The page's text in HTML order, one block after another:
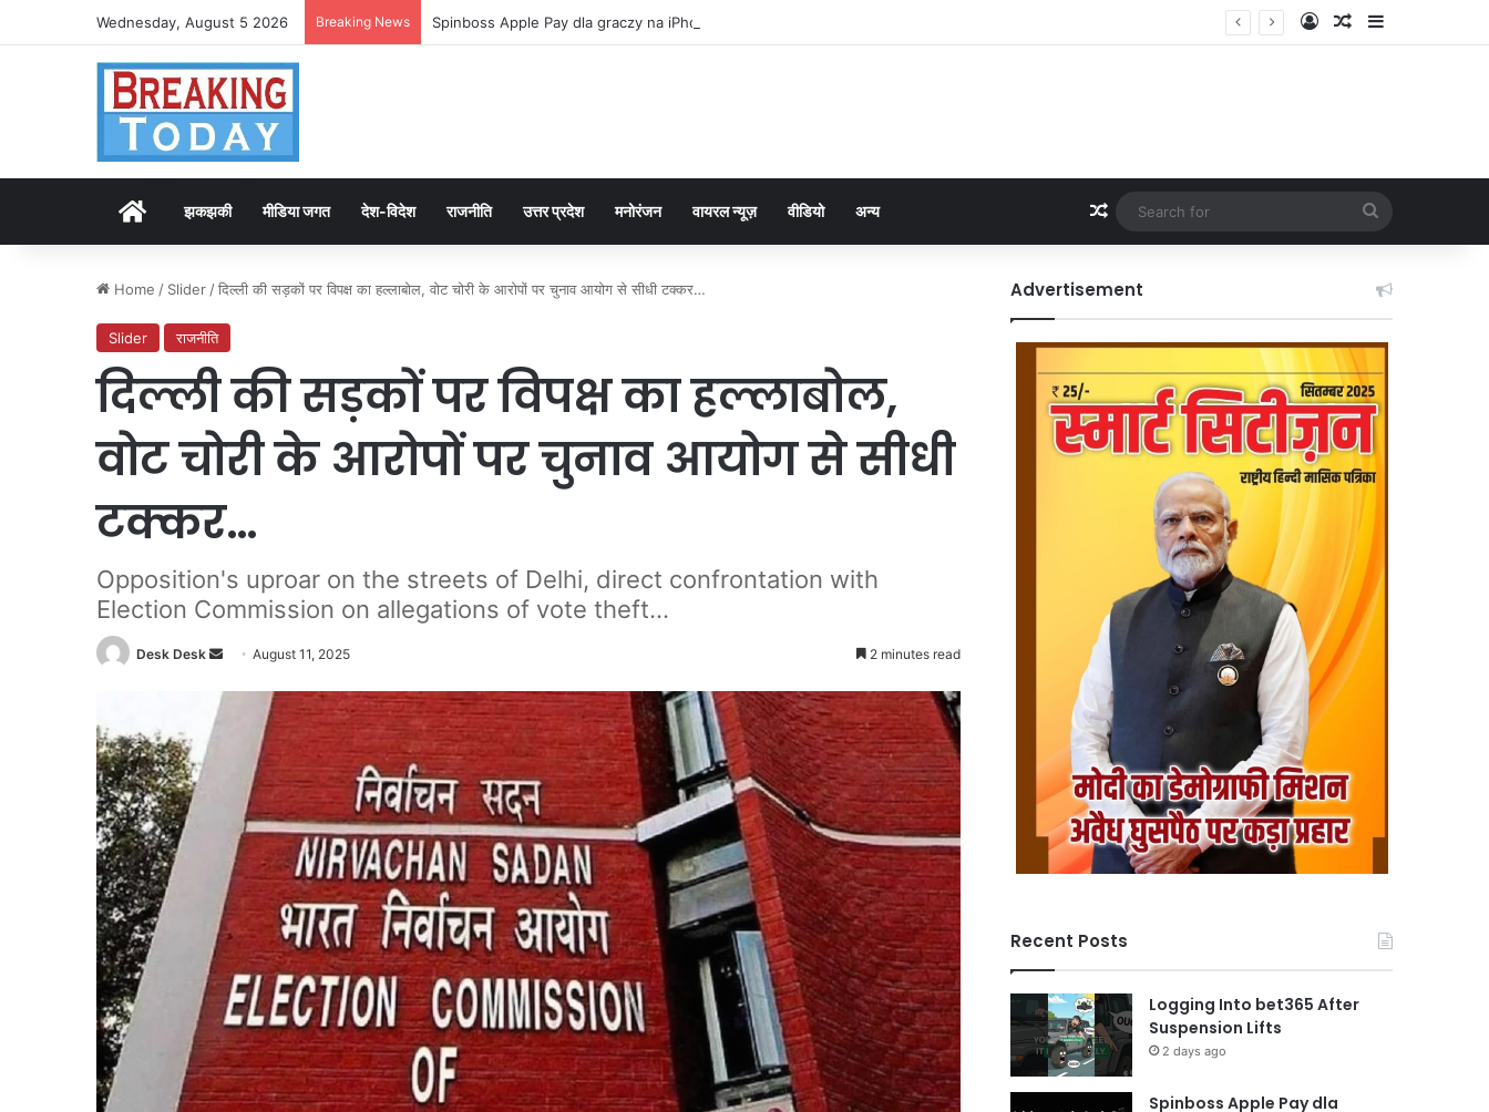
Wednesday, August 5 2026 Breaking News Spinboss Apple Pay dla graczy na iPhone Log InRandom Article
Sidebar
Homeझकझकी मीडिया जगत देश-विदेश राजनीति उत्तर प्रदेश मनोरंजन वायरल न्यूज़ वीडियो अन्य Random Article
for
Home / Slider /दिल्ली की सड़कों पर विपक्ष का हल्लाबोल, वोट चोरी के आरोपों पर चुनाव आयोग से सीधी टक्कर…
Slider राजनीति
दिल्ली की सड़कों पर विपक्ष का हल्लाबोल,
वोट चोरी के आरोपों पर चुनाव आयोग से सीधी
टक्कर…
Opposition's uproar on the streets of Delhi, direct confrontation with
Election Commission on allegations of vote theft...
Desk Desk
Send August 11, 2025 2 minutes read
Advertisement
Recent Posts
Logging Into bet365 After
Suspension Lifts
2 days ago
Spinboss Apple Pay dla